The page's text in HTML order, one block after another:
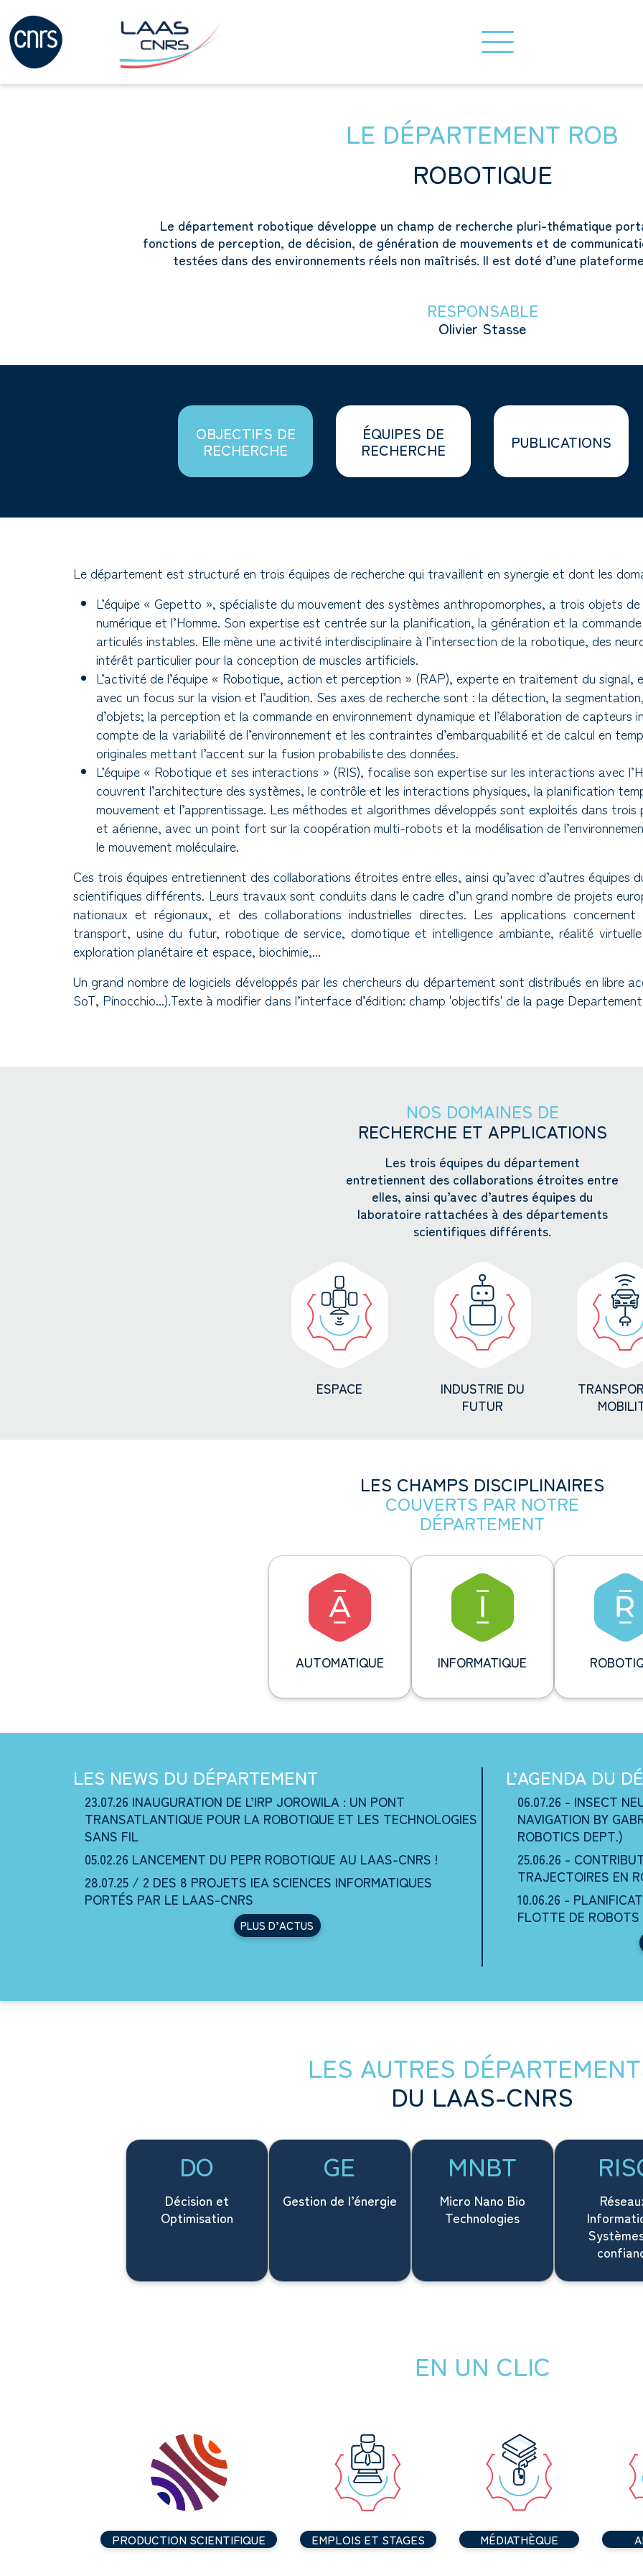
LE DÉPARTEMENT ROB
ROBOTIQUE
Le département robotique développe un champ de recherche pluri-thématique
fonctions de perception, de décision, de génération de mouvements et de
testées dans des environnements réels non maîtrisés. Il est doté d’une
RESPONSABLE
Olivier Stasse
OBJECTIFS DE
RECHERCHE
ÉQUIPES DE
RECHERCHE PUBLICATIONS
Le département est structuré en trois équipes de recherche qui travaillent en synergie et dont les
L’équipe « Gepetto », spécialiste du mouvement des systèmes anthropomorphes, a trois objets
numérique et l’Homme. Son expertise est centrée sur la planification, la génération et la
articulés instables. Elle mène une activité interdisciplinaire à l’intersection de la robotique, des
intérêt particulier pour la conception de muscles artificiels.
L’activité de l’équipe « Robotique, action et perception » (RAP), experte en traitement du
avec un focus sur la vision et l’audition. Ses axes de recherche sont : la détection, la
d’objets; la perception et la commande en environnement dynamique et l’élaboration de capteurs
compte de la variabilité de l’environnement et les contraintes d’embarquabilité et de calcul en
originales mettant l’accent sur la fusion probabiliste des données.
L’équipe « Robotique et ses interactions » (RIS), focalise son expertise sur les interactions avec
couvrent l’architecture des systèmes, le contrôle et les interactions physiques, la planification
mouvement et l’apprentissage. Les méthodes et algorithmes développés sont exploités dans
et aérienne, avec un point fort sur la coopération multi-robots et la modélisation de
le mouvement moléculaire.
Ces trois équipes entretiennent des collaborations étroites entre elles, ainsi qu’avec d’autres
scientifiques différents. Leurs travaux sont conduits dans le cadre d’un grand nombre de projets
nationaux et régionaux, et des collaborations industrielles directes. Les applications
transport, usine du futur, robotique de service, domotique et intelligence ambiante, réalité
exploration planétaire et espace, biochimie,...
Un grand nombre de logiciels développés par les chercheurs du département sont distribués en libre
SoT, Pinocchio...).Texte à modifier dans l’interface d’édition: champ 'objectifs' de la page
NOS DOMAINES DE
RECHERCHE ET APPLICATIONS
Les trois équipes du département
entretiennent des collaborations étroites entre
elles, ainsi qu’avec d’autres équipes du
laboratoire rattachées à des départements
scientifiques différents.
ESPACE
INDUSTRIE DU
FUTUR
LES CHAMPS DISCIPLINAIRES
COUVERTS PAR NOTRE
DÉPARTEMENT
AUTOMATIQUE INFORMATIQUE
LES NEWS DU DÉPARTEMENT
23.07.26 INAUGURATION DE L’IRP JOROWILA : UN PONT
TRANSATLANTIQUE POUR LA ROBOTIQUE ET LES TECHNOLOGIES
SANS FIL
05.02.26 LANCEMENT DU PEPR ROBOTIQUE AU LAAS-CNRS !
28.07.25 / 2 DES 8 PROJETS IEA SCIENCES INFORMATIQUES
PORTÉS PAR LE LAAS-CNRS
PLUS D’ACTUS
L’AGENDA DU
06.07.26 - INSECT
NAVIGATION BY
ROBOTICS DEPT.)
25.06.26 -
TRAJECTOIRES EN
10.06.26 -
FLOTTE DE
LES AUTRES
DU LAAS-CNRS
DO
Décision et
Optimisation
GE
Gestion de l’énergie
MNBT
Micro Nano Bio
Technologies
EN UN CLIC
PRODUCTION SCIENTIFIQUE EMPLOIS ET STAGES MÉDIATHÈQUE